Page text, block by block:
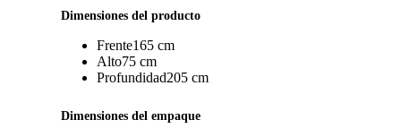
Dimensiones del producto
Frente165 cm
Alto75 cm
Profundidad205 cm
Dimensiones del empaque